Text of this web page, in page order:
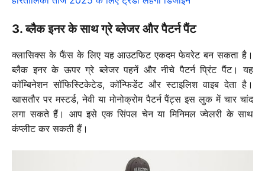
3. ब्लैक इनर के साथ ग्रे ब्लेजर और पैटर्न पैंट
क्लासिक्स के फैंस के लिए यह आउटफिट एकदम फेवरेट बन सकता है।
ब्लैक इनर के ऊपर ग्रे ब्लेजर पहनें और नीचे पैटर्न प्रिंट पैंट। यह
कॉम्बिनेशन सॉफिस्टिकेटेड, कॉन्फिडेंट और स्टाइलिश वाइब देता है।
खासतौर पर मस्टर्ड, नेवी या मोनोक्रोम पैटर्न पैंट्स इस लुक में चार चांद
लगा सकते हैं। आप इसे एक सिंपल चेन या मिनिमल ज्वेलरी के साथ
कंप्लीट कर सकती हैं।